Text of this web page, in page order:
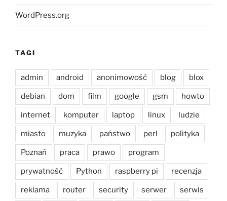
WordPress.org
TAGI
admin android anonimowość blog blox
debian dom film google gsm howto
internet komputer laptop linux ludzie
miasto muzyka państwo perl polityka
Poznań praca prawo program
prywatność Python raspberry pi recenzja
reklama router security serwer serwis